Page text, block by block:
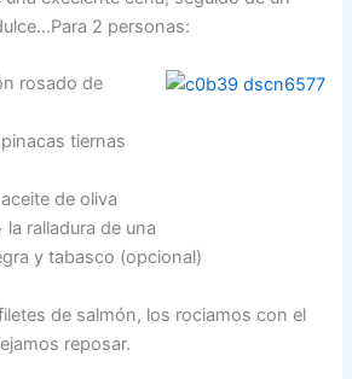
2 personas:
rosado de
tiernas
de oliva
ralladura de una
y tabasco (opcional)
de salmón, los rociamos con el
reposar.